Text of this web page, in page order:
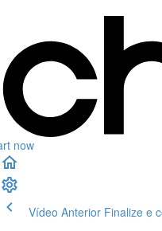
now
Vídeo Anterior Finalize e